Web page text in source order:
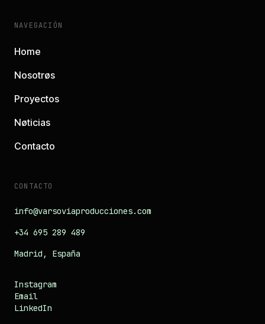
NAVEGACIÓN
Home
Nosotrøs
Proyectos
Nøticias
Contacto
CONTACTO
info@varsoviaproducciones.com
+34 695 289 489
Madrid, España
Instagram
Email
LinkedIn